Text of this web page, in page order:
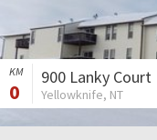
KM
0
900 Lanky Court
Yellowknife, NT